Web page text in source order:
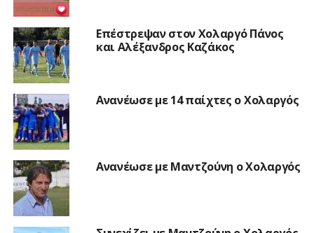
Επέστρεψαν στον Χολαργό Πάνος
και Αλέξανδρος Καζάκος
Ανανέωσε με 14 παίχτες ο Χολαργός
Ανανέωσε με Μαντζούνη ο Χολαργός